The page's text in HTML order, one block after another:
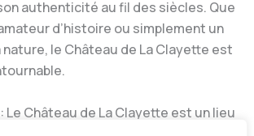
authenticité au fil des siècles. Que
d’histoire ou simplement un
le Château de La Clayette est
Le Château de La Clayette est un lieu